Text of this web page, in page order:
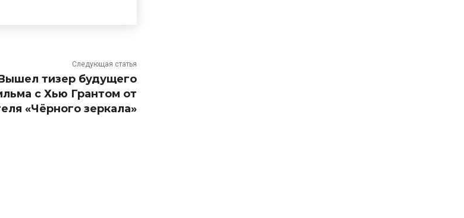
Следующая статья
тизер будущего
с Хью Грантом от
«Чёрного зеркала»